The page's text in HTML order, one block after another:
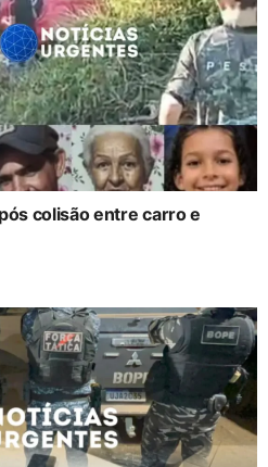
colisão entre carro e